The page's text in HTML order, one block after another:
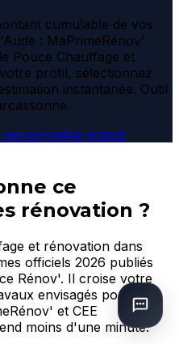
cumulable de vos
: MaPrimeRénov'
Pouce Chauffage et
profil, sélectionnez
instantanée. Outil
personnalisé gratuit
ce
rénovation ?
et rénovation dans
officiels 2026 publiés
Rénov'. Il croise votre
envisagés pour
et CEE
moins d'une minute.